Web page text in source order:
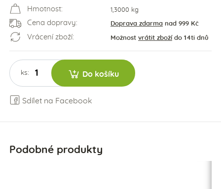
Hmotnost: 1,3000 kg
Cena dopravy: Doprava zdarma nad 999 Kč
Vrácení zboží: Možnost vrátit zbožído 14ti dnů
ks: Do košíku
Sdílet na Facebook
Podobné produkty